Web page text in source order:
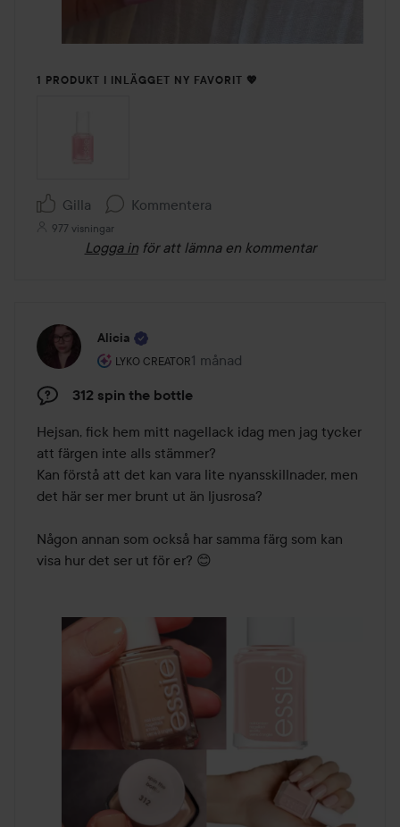
1 PRODUKT I INLÄGGET NY FAVORIT 💖
Gilla Kommentera
977 visningar
Logga in för att lämna en kommentar
Alicia
LYKO CREATOR
Användarens roll: Lyko Creator.
1 månad
Inlägget skapades 1 månad
312 spin the bottle
Hejsan, fick hem mitt nagellack idag men jag tycker
att färgen inte alls stämmer?
Kan förstå att det kan vara lite nyansskillnader, men
det här ser mer brunt ut än ljusrosa?
Någon annan som också har samma färg som kan
visa hur det ser ut för er? 😊